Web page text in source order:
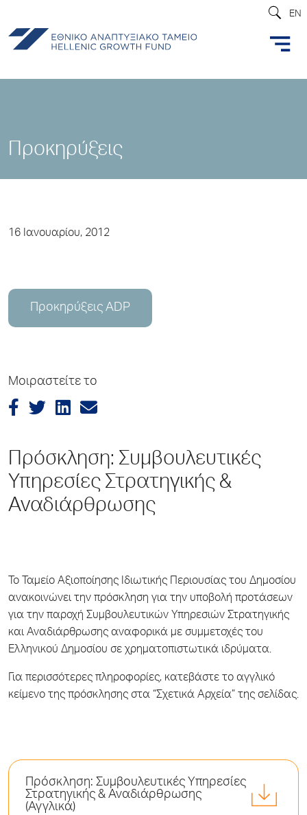
EN
Προκηρύξεις
16 Ιανουαρίου, 2012
Προκηρύξεις ADP
Μοιραστείτε το
Πρόσκληση: Συμβουλευτικές
Υπηρεσίες Στρατηγικής &
Αναδιάρθρωσης
Το Ταμείο Αξιοποίησης Ιδιωτικής Περιουσίας του Δημοσίου
ανακοινώνει την πρόσκληση για την υποβολή προτάσεων
για την παροχή Συμβουλευτικών Υπηρεσιών Στρατηγικής
και Αναδιάρθρωσης αναφορικά με συμμετοχές του
Ελληνικού Δημοσίου σε χρηματοπιστωτικά ιδρύματα.
Για περισσότερες πληροφορίες, κατεβάστε το αγγλικό
κείμενο της πρόσκλησης στα “Σχετικά Αρχεία” της σελίδας.
Πρόσκληση: Συμβουλευτικές Υπηρεσίες
Στρατηγικής & Αναδιάρθρωσης
(Αγγλικά)